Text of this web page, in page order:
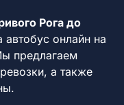
Рога до
автобус онлайн на
предлагаем
а также